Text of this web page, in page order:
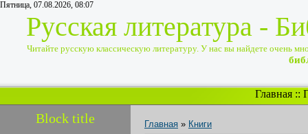
Пятница, 07.08.2026, 08:07
Русская литература -
Читайте русскую классическую литературу. У нас вы найдете очень
Главная ::
Block title Главная » Книги